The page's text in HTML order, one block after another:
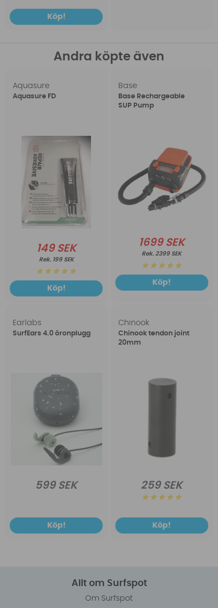
Köp!
Andra köpte även
Aquasure
Aquasure FD
149 SEK
199 SEK
Köp!
Base
Base Rechargeable
SUP Pump
1699 SEK
2399 SEK
Köp!
Earlabs
SurfEars 4.0 öronplugg
599 SEK
Köp!
Chinook
Chinook tendon joint
20mm
259 SEK
Köp!
Allt om Surfspot
Om Surfspot